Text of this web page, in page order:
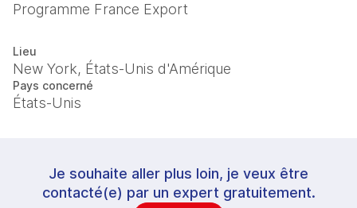
Programme France Export
Lieu
New York, États-Unis d'Amérique
Pays concerné
États-Unis
Je souhaite aller plus loin, je veux être
contacté(e) par un expert gratuitement.